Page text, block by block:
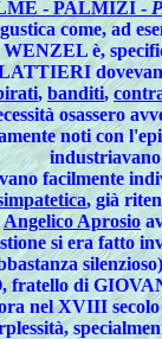
- PALMIZI -
come, ad
è,
, banditi,
osassero
noti con
industriavano
facilmente
, già
Angelico Aprosio
si era fatto
di
nel XVIII